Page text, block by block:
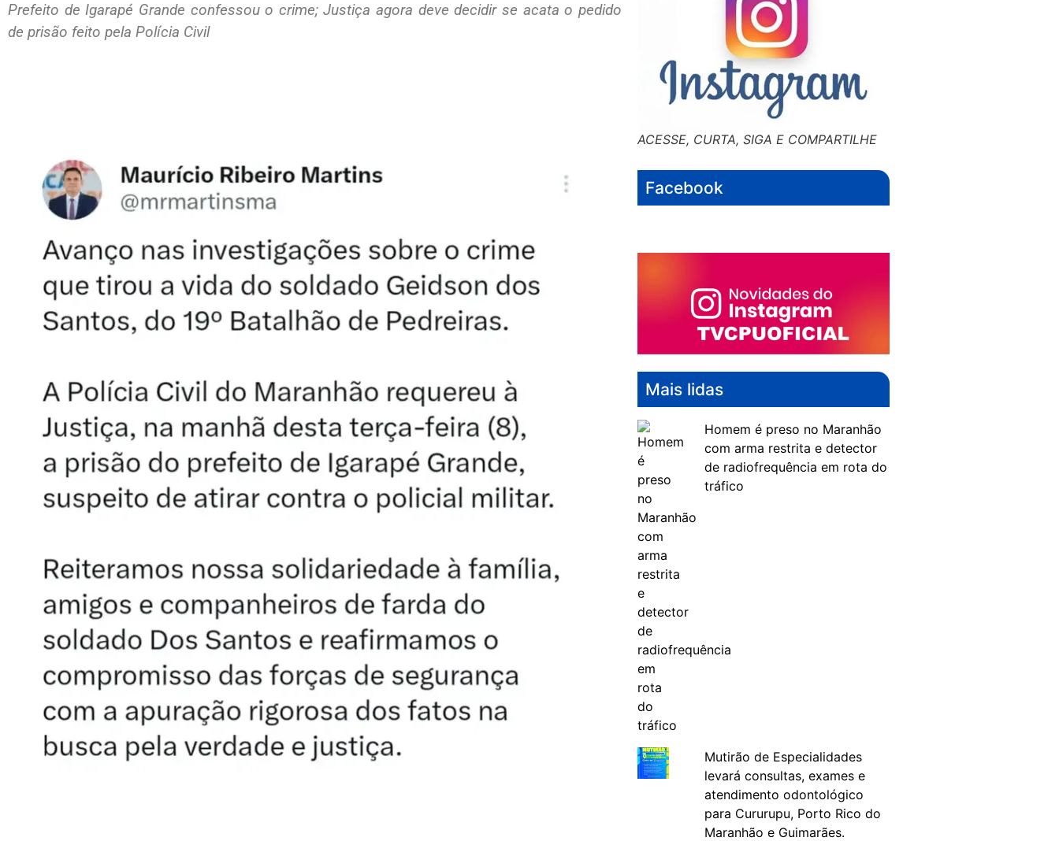
Prefeito de Igarapé Grande confessou o crime; Justiça agora deve decidir se acata o pedido
de prisão feito pela Polícia Civil
ACESSE, CURTA, SIGA E COMPARTILHE
Facebook
Mais lidas
Homem é preso no Maranhão
com arma restrita e detector
de radiofrequência em rota do
tráfico
Mutirão de Especialidades
levará consultas, exames e
atendimento odontológico
para Cururupu, Porto Rico do
Maranhão e Guimarães.